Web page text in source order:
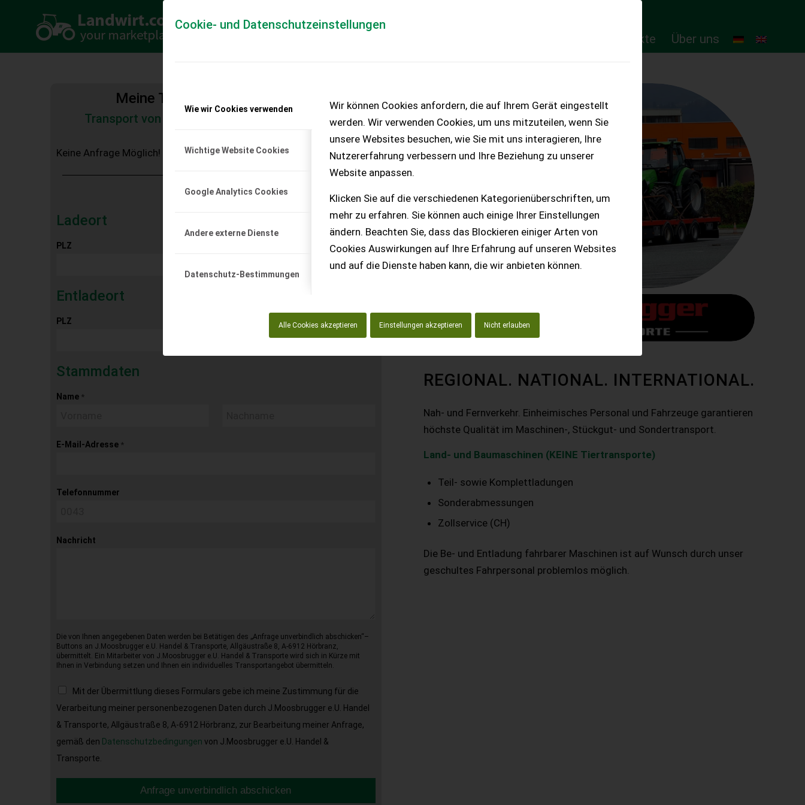
Cookie- und Datenschutzeinstellungen
Wie wir Cookies verwenden
Wichtige Website Cookies
Google Analytics Cookies
Andere externe Dienste
Datenschutz-Bestimmungen
Wir können Cookies anfordern, die auf Ihrem Gerät eingestellt
werden. Wir verwenden Cookies, um uns mitzuteilen, wenn Sie
unsere Websites besuchen, wie Sie mit uns interagieren, Ihre
Nutzererfahrung verbessern und Ihre Beziehung zu unserer
Website anpassen.
Klicken Sie auf die verschiedenen Kategorienüberschriften, um
mehr zu erfahren. Sie können auch einige Ihrer Einstellungen
ändern. Beachten Sie, dass das Blockieren einiger Arten von
Cookies Auswirkungen auf Ihre Erfahrung auf unseren Websites
und auf die Dienste haben kann, die wir anbieten können.
Alle Cookies akzeptieren Einstellungen akzeptieren Nicht erlauben
Online-Produkte Über uns
Meine Transportkostenanfrage
Transport von Land- und Baumaschinen – KEINE
Keine Anfrage Möglich!
Ladeort
PLZ
Entladeort
PLZ
Stammdaten
Name *
E-Mail-Adresse *
Telefonnummer
Nachricht
Die von Ihnen angegebenen Daten werden bei Betätigen des „Anfrage unverbindlich abschicken“–
Buttons an J.Moosbrugger e.U. Handel & Transporte, Allgäustraße 8, A-6912 Hörbranz,
übermittelt. Ein Mitarbeiter von J.Moosbrugger e.U. Handel & Transporte wird sich in Kürze mit
Ihnen in Verbindung setzen und Ihnen ein individuelles Transportangebot übermitteln.
Mit der Übermittlung dieses Formulars gebe ich meine Zustimmung für die
Verarbeitung meiner personenbezogenen Daten durch J.Moosbrugger e.U. Handel
& Transporte, Allgäustraße 8, A-6912 Hörbranz, zur Bearbeitung meiner Anfrage,
gemäß den Datenschutzbedingungen von J.Moosbrugger e.U. Handel &
Transporte.
Anfrage unverbindlich abschicken
REGIONAL. NATIONAL. INTERNATIONAL.
Nah- und Fernverkehr. Einheimisches Personal und Fahrzeuge garantieren
höchste Qualität im Maschinen-, Stückgut- und Sondertransport.
Land- und Baumaschinen (KEINE Tiertransporte)
Teil- sowie Komplettladungen
Sonderabmessungen
Zollservice (CH)
Die Be- und Entladung fahrbarer Maschinen ist auf Wunsch durch unser
geschultes Fahrpersonal problemlos möglich.